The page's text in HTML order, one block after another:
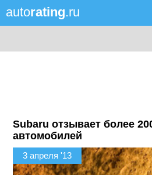
autorating.ru
Subaru отзывает более
автомобилей
3 апреля '13